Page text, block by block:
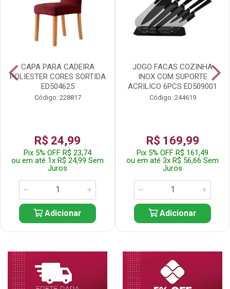
CAPA PARA CADEIRA
POLIESTER CORES SORTIDA
ED504625
Código: 228817
R$ 24,99
Pix 5% OFF R$ 23,74
ou em até 1x R$ 24,99 Sem
Juros
Adicionar
JOGO FACAS COZINHA
INOX COM SUPORTE
ACRILICO 6PCS ED509001
Código: 244619
R$ 169,99
Pix 5% OFF R$ 161,49
ou em até 3x R$ 56,66 Sem
Juros
Adicionar